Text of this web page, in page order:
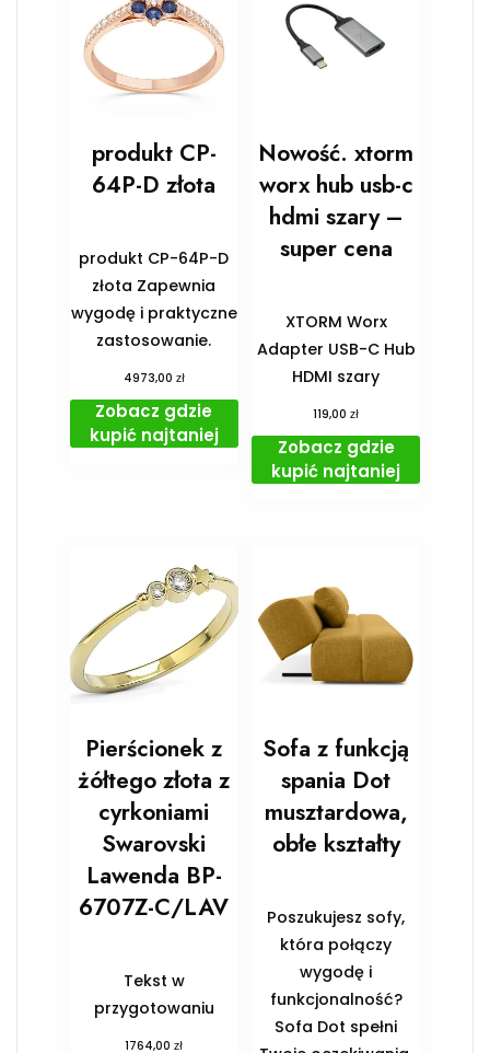
produkt CP-
64P-D złota
produkt CP-64P-D
złota Zapewnia
wygodę i praktyczne
zastosowanie.
4973,00 zł
Zobacz gdzie
kupić najtaniej
Nowość. xtorm
worx hub usb-c
hdmi szary –
super cena
XTORM Worx
Adapter USB-C Hub
HDMI szary
119,00zł
Zobacz gdzie
kupić najtaniej
Pierścionek z
żółtego złota z
cyrkoniami
Swarovski
Lawenda BP-
6707Z-C/LAV
Tekst w
przygotowaniu
1764,00zł
Sofa z funkcją
spania Dot
musztardowa,
obłe kształty
Poszukujesz sofy,
która połączy
wygodę i
funkcjonalność?
Sofa Dot spełni